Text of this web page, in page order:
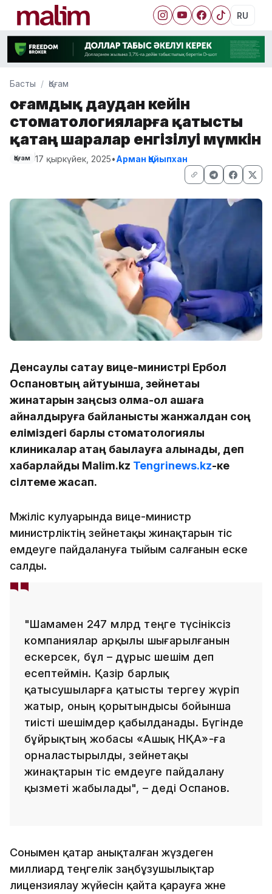
RU
Басты Қоғам
Қоғамдық даудан кейін
стоматологияларға қатысты
қатаң шаралар енгізілуі мүмкін
Қоғам 17 қыркүйек, 2025•Арман Қайыпхан
Денсаулық сақтау вице-министрі Ербол
Оспановтың айтуынша, зейнетақы
жинақтарын заңсыз қолма-қол ақшаға
айналдыруға байланысты жанжалдан соң
еліміздегі барлық стоматологиялық
клиникалар қатаң бақылауға алынады, деп
хабарлайды Malim.kz Tengrinews.kz-ке
сілтеме жасап.
Мәжіліс кулуарында вице-министр
министрліктің зейнетақы жинақтарын тіс
емдеуге пайдалануға тыйым салғанын еске
салды.
"Шамамен 247 млрд теңге түсініксіз
компаниялар арқылы шығарылғанын
ескерсек, бұл – дұрыс шешім деп
есептеймін. Қазір барлық
қатысушыларға қатысты тергеу жүріп
жатыр, оның қорытындысы бойынша
тиісті шешімдер қабылданады. Бүгінде
бұйрықтың жобасы «Ашық НҚА»-ға
орналастырылды, зейнетақы
жинақтарын тіс емдеуге пайдалану
қызметі жабылады", – деді Оспанов.
Сонымен қатар анықталған жүздеген
миллиард теңгелік заңбұзушылықтар
лицензиялау жүйесін қайта қарауға және